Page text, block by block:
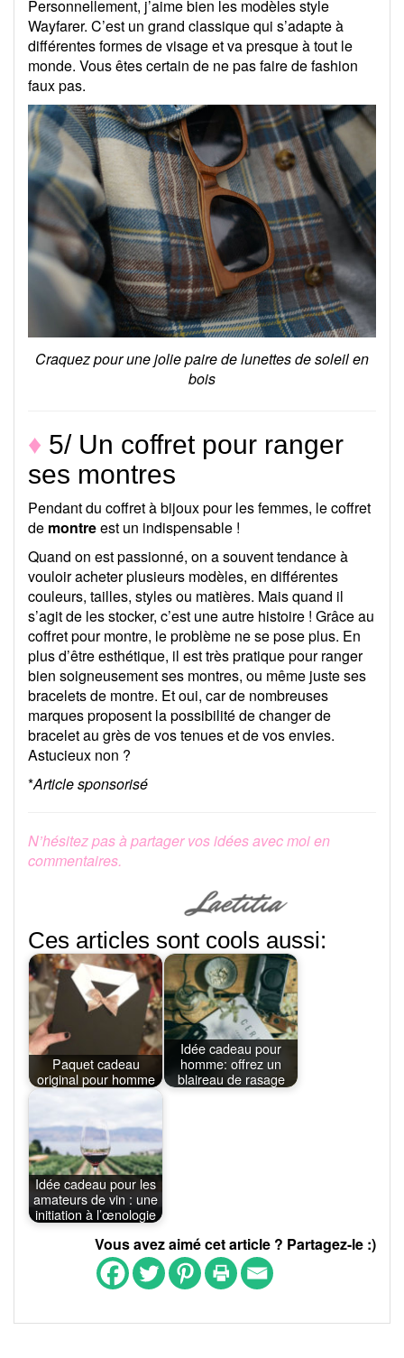
Personnellement, j’aime bien les modèles style
Wayfarer. C’est un grand classique qui s’adapte à
différentes formes de visage et va presque à tout le
monde. Vous êtes certain de ne pas faire de fashion
faux pas.
Craquez pour une jolie paire de lunettes de soleil en
bois
♦ 5/ Un coffret pour ranger
ses montres
Pendant du coffret à bijoux pour les femmes, le coffret
de montreest un indispensable !
Quand on est passionné, on a souvent tendance à
vouloir acheter plusieurs modèles, en différentes
couleurs, tailles, styles ou matières. Mais quand il
s’agit de les stocker, c’est une autre histoire ! Grâce au
coffret pour montre, le problème ne se pose plus. En
plus d’être esthétique, il est très pratique pour ranger
bien soigneusement ses montres, ou même juste ses
bracelets de montre. Et oui, car de nombreuses
marques proposent la possibilité de changer de
bracelet au grès de vos tenues et de vos envies.
Astucieux non ?
*Article sponsorisé
N’hésitez pas à partager vos idées avec moi en
commentaires.
Ces articles sont cools aussi:
Paquet cadeau
original pour homme
Idée cadeau pour
homme: offrez un
blaireau de rasage
Idée cadeau pour les
amateurs de vin : une
initiation à l’œnologie
Vous avez aimé cet article ? Partagez-le :)